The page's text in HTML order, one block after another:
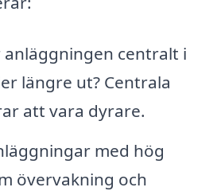
anläggningen centralt i
längre ut? Centrala
att vara dyrare.
med hög
övervakning och